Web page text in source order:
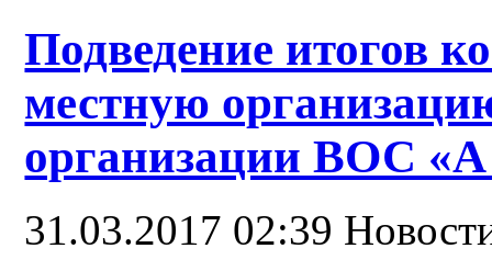
Подведение итогов
местную
организации ВОС
31.03.2017 02:39